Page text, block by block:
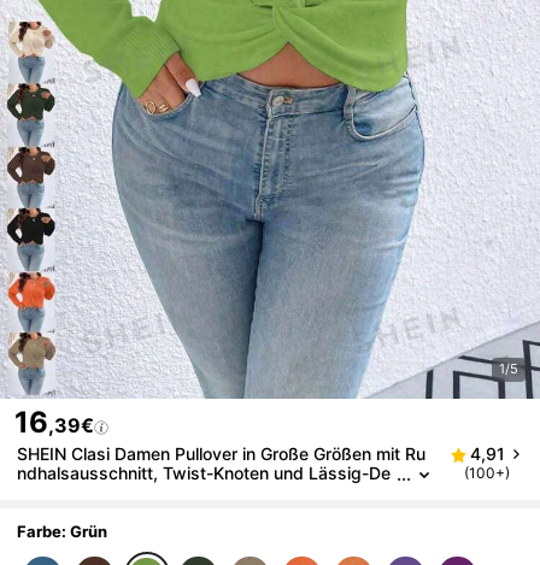
1/5
16,39€
SHEIN Clasi Damen Pullover in Große Größen mit Ru
ndhalsausschnitt, Twist-Knoten und Lässig-De
4,91
(100+)
Farbe: Grün